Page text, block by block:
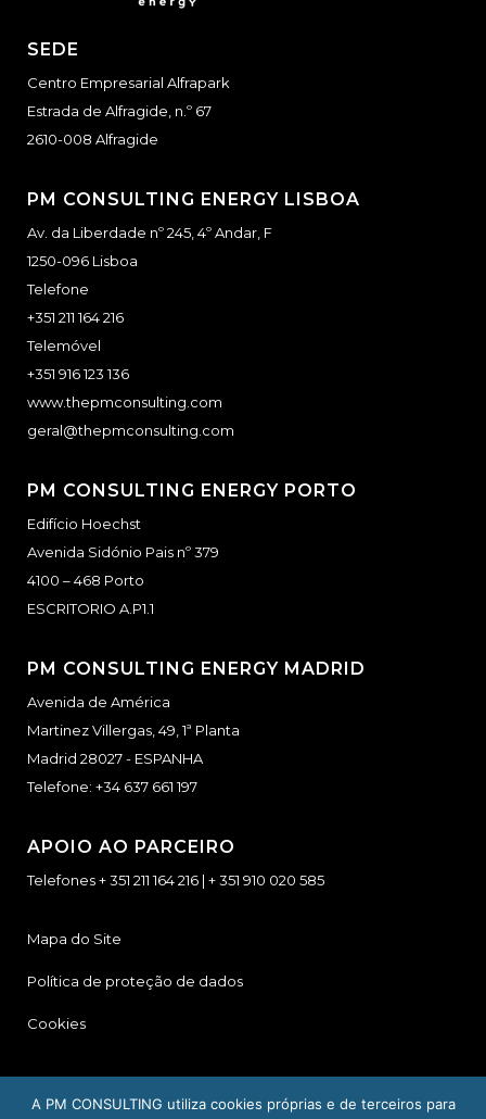
SEDE
Centro Empresarial Alfrapark
Estrada de Alfragide, n.º 67
2610-008 Alfragide
PM CONSULTING ENERGY LISBOA
Av. da Liberdade nº 245, 4º Andar, F
1250-096 Lisboa
Telefone
+351 211 164 216
Telemóvel
+351 916 123 136
www.thepmconsulting.com
geral@thepmconsulting.com
PM CONSULTING ENERGY PORTO
Edifício Hoechst
Avenida Sidónio Pais nº 379
4100 – 468 Porto
ESCRITORIO A.P1.1
PM CONSULTING ENERGY MADRID
Avenida de América
Martinez Villergas, 49, 1ª Planta
Madrid 28027 - ESPANHA
Telefone: +34 637 661 197
APOIO AO PARCEIRO
Telefones+ 351 211 164 216 | + 351 910 020 585
Mapa do Site
Política de proteção de dados
Cookies
A PM CONSULTING utiliza cookies próprias e de terceiros para